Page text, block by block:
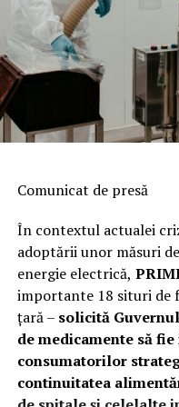
Comunicat de presă
În contextul actualei
adoptării unor măsuri
energie electrică,
importante 18 situri de
ţară – solicită
de medicamente să
consumatorilor
continuitatea